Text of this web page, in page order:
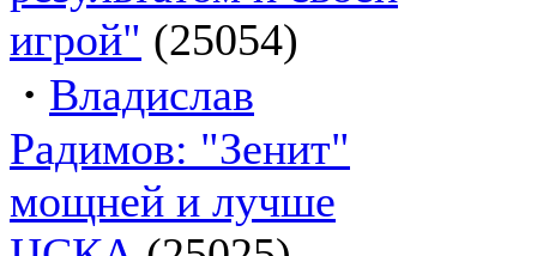
игрой" (25054)
· Владислав
Радимов: "Зенит"
мощней и лучше